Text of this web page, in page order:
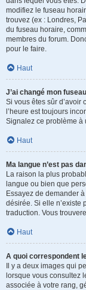
modifiez le fuseau
trouvez (ex : Londres,
du fuseau horaire,
membres du forum.
pour le faire.
Haut
J’ai changé mon
Si vous êtes sûr d’avoir
l’heure est toujours
Signalez ce problème à
Haut
Ma langue n’est pas
La raison la plus
langue ou bien que
Essayez de demander
désirée. Si elle n’existe
traduction. Vous
Haut
A quoi correspondent
Il y a deux images qui
lorsque vous consultez
associée à votre rang,